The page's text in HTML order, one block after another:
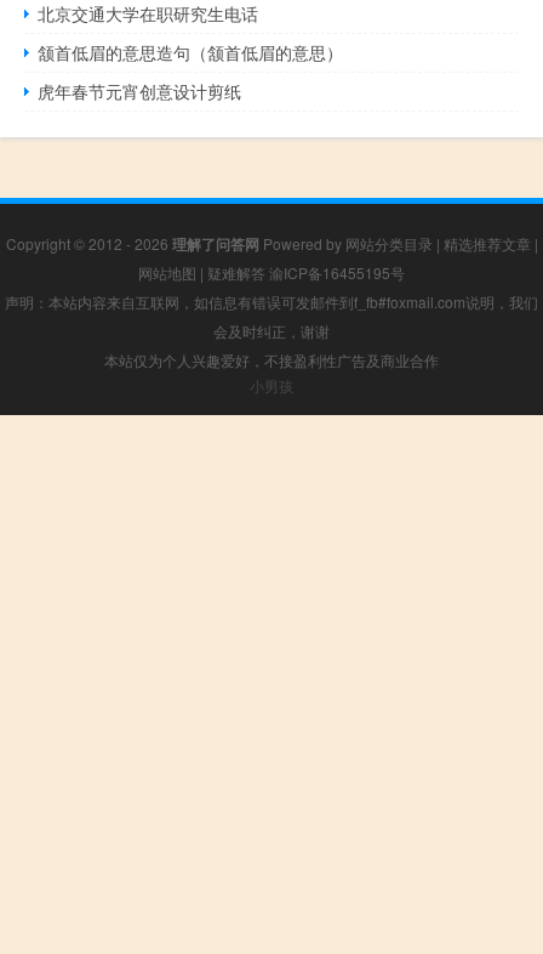
北京交通大学在职研究生电话
颔首低眉的意思造句（颔首低眉的意思）
虎年春节元宵创意设计剪纸
Copyright © 2012 - 2026 理解了问答网 Powered by 网站分类目录 | 精选推荐文章 |
网站地图 | 疑难解答 渝ICP备16455195号
声明：本站内容来自互联网，如信息有错误可发邮件到f_fb#foxmail.com说明，我们
会及时纠正，谢谢
本站仅为个人兴趣爱好，不接盈利性广告及商业合作
小男孩